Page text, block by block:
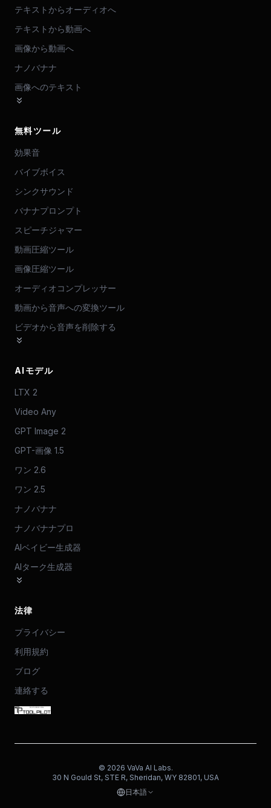
テキストからオーディオへ
テキストから動画へ
画像から動画へ
ナノバナナ
画像へのテキスト
無料ツール
効果音
バイブボイス
シンクサウンド
バナナプロンプト
スピーチジャマー
動画圧縮ツール
画像圧縮ツール
オーディオコンプレッサー
動画から音声への変換ツール
ビデオから音声を削除する
AIモデル
LTX 2
Video Any
GPT Image 2
GPT-画像 1.5
ワン 2.6
ワン 2.5
ナノバナナ
ナノバナナプロ
AIベイビー生成器
AIターク生成器
法律
プライバシー
利用規約
ブログ
連絡する
© 2026 VaVa AI Labs.
30 N Gould St, STE R, Sheridan, WY 82801, USA
日本語